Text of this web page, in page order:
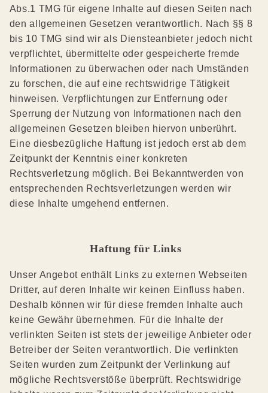
Abs.1 TMG für eigene Inhalte auf diesen Seiten nach
den allgemeinen Gesetzen verantwortlich. Nach §§ 8
bis 10 TMG sind wir als Diensteanbieter jedoch nicht
verpflichtet, übermittelte oder gespeicherte fremde
Informationen zu überwachen oder nach Umständen
zu forschen, die auf eine rechtswidrige Tätigkeit
hinweisen. Verpflichtungen zur Entfernung oder
Sperrung der Nutzung von Informationen nach den
allgemeinen Gesetzen bleiben hiervon unberührt.
Eine diesbezügliche Haftung ist jedoch erst ab dem
Zeitpunkt der Kenntnis einer konkreten
Rechtsverletzung möglich. Bei Bekanntwerden von
entsprechenden Rechtsverletzungen werden wir
diese Inhalte umgehend entfernen.
Haftung für Links
Unser Angebot enthält Links zu externen Webseiten
Dritter, auf deren Inhalte wir keinen Einfluss haben.
Deshalb können wir für diese fremden Inhalte auch
keine Gewähr übernehmen. Für die Inhalte der
verlinkten Seiten ist stets der jeweilige Anbieter oder
Betreiber der Seiten verantwortlich. Die verlinkten
Seiten wurden zum Zeitpunkt der Verlinkung auf
mögliche Rechtsverstöße überprüft. Rechtswidrige